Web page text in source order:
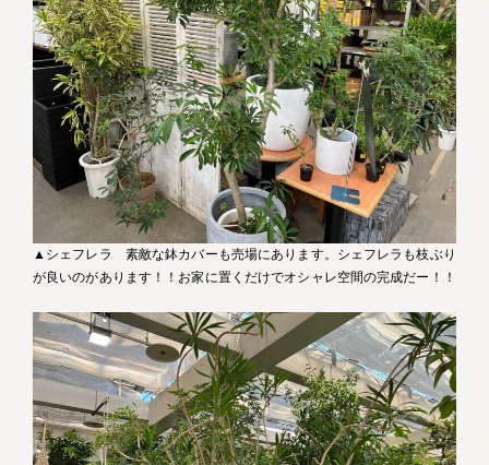
▲シェフレラ 素敵な鉢カバーも売場にあります。シェフレラも枝ぶり
が良いのがあります！！お家に置くだけでオシャレ空間の完成だー！！